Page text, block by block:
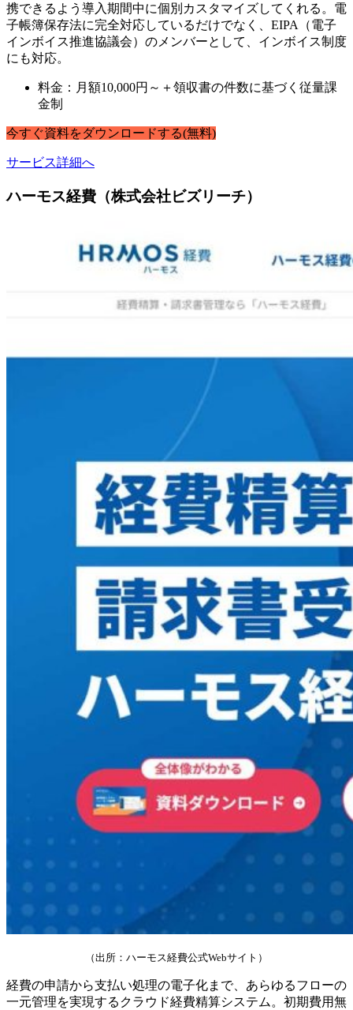
携できるよう導入期間中に個別カスタマイズしてくれる。電
子帳簿保存法に完全対応しているだけでなく、EIPA（電子
インボイス推進協議会）のメンバーとして、インボイス制度
にも対応。
料金：月額10,000円～＋領収書の件数に基づく従量課
金制
今すぐ資料をダウンロードする(無料)
サービス詳細へ
ハーモス経費（株式会社ビズリーチ）
（出所：ハーモス経費公式Webサイト）
経費の申請から支払い処理の電子化まで、あらゆるフローの
一元管理を実現するクラウド経費精算システム。初期費用無